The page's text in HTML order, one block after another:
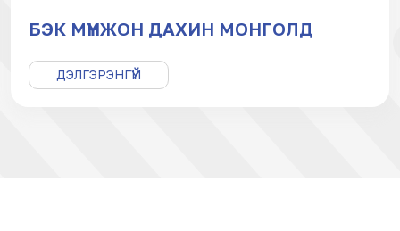
БЭК МҮНЖОН ДАХИН МОНГОЛД
ДЭЛГЭРЭНГҮЙ